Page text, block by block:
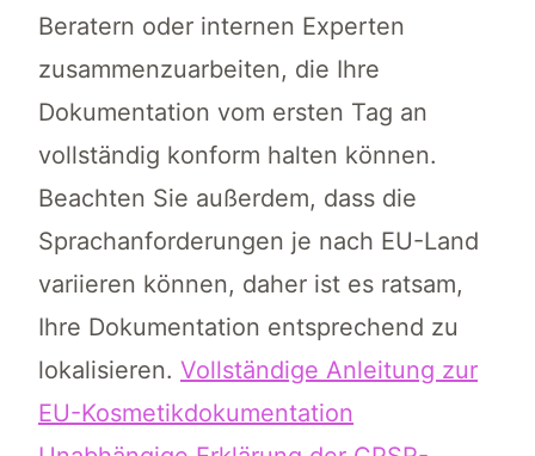
Beratern oder internen Experten
zusammenzuarbeiten, die Ihre
Dokumentation vom ersten Tag an
vollständig konform halten können.
Beachten Sie außerdem, dass die
Sprachanforderungen je nach EU-Land
variieren können, daher ist es ratsam,
Ihre Dokumentation entsprechend zu
lokalisieren. Vollständige Anleitung zur
EU-Kosmetikdokumentation